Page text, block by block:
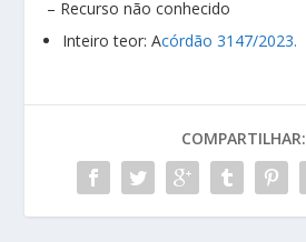
– Recurso não conhecido
Inteiro teor: Acórdão 3147/2023.
COMPARTILHAR: